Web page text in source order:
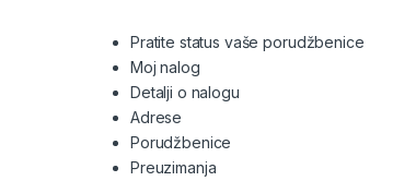
Pratite status vaše porudžbenice
Moj nalog
Detalji o nalogu
Adrese
Porudžbenice
Preuzimanja